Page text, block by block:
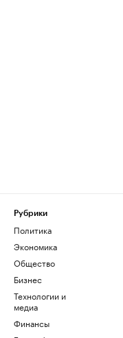
Рубрики
Политика
Экономика
Общество
Бизнес
Технологии и
медиа
Финансы